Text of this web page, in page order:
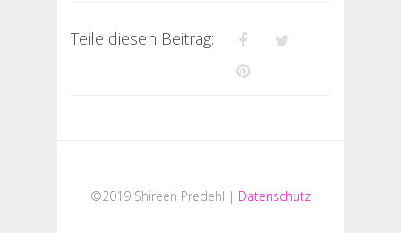
Teile diesen Beitrag:
©2019 Shireen Predehl | Datenschutz